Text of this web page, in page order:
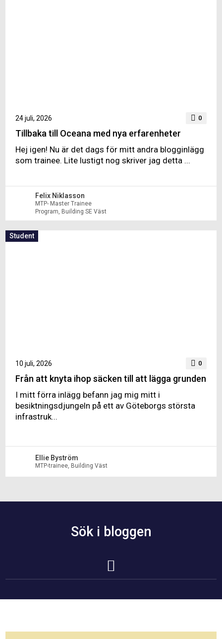
24 juli, 2026 0
Tillbaka till Oceana med nya erfarenheter
Hej igen! Nu är det dags för mitt andra blogginlägg
som trainee. Lite lustigt nog skriver jag detta ...
Felix Niklasson
MTP- Master Trainee
Program, Building SE Väst
Student
10 juli, 2026 0
Från att knyta ihop säcken till att lägga grunden
I mitt förra inlägg befann jag mig mitt i
besiktningsdjungeln på ett av Göteborgs största
infrastruk...
Ellie Byström
MTP-trainee, Building Väst
Sök i bloggen